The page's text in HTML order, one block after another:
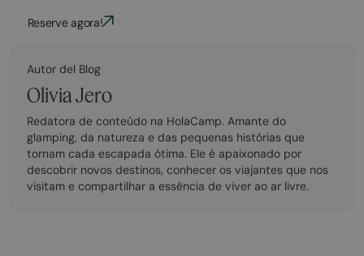
Reserve agora!
Autor del Blog
Olivia Jero
Redatora de conteúdo na HolaCamp. Amante do
glamping, da natureza e das pequenas histórias que
tornam cada escapada ótima. Ele é apaixonado por
descobrir novos destinos, conhecer os viajantes que nos
visitam e compartilhar a essência de viver ao ar livre.